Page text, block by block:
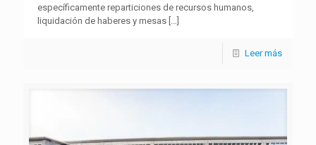
específicamente reparticiones de recursos humanos,
liquidación de haberes y mesas
Leer más